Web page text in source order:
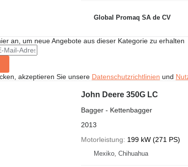
Global Promaq SA de CV
an, um neue Angebote aus dieser Kategorie zu erhalten
akzeptieren Sie unsere Datenschutzrichtlinien und
John Deere 350G LC
Bagger - Kettenbagger
2013
Motorleistung
199 kW (271 PS)
Mexiko, Chihuahua